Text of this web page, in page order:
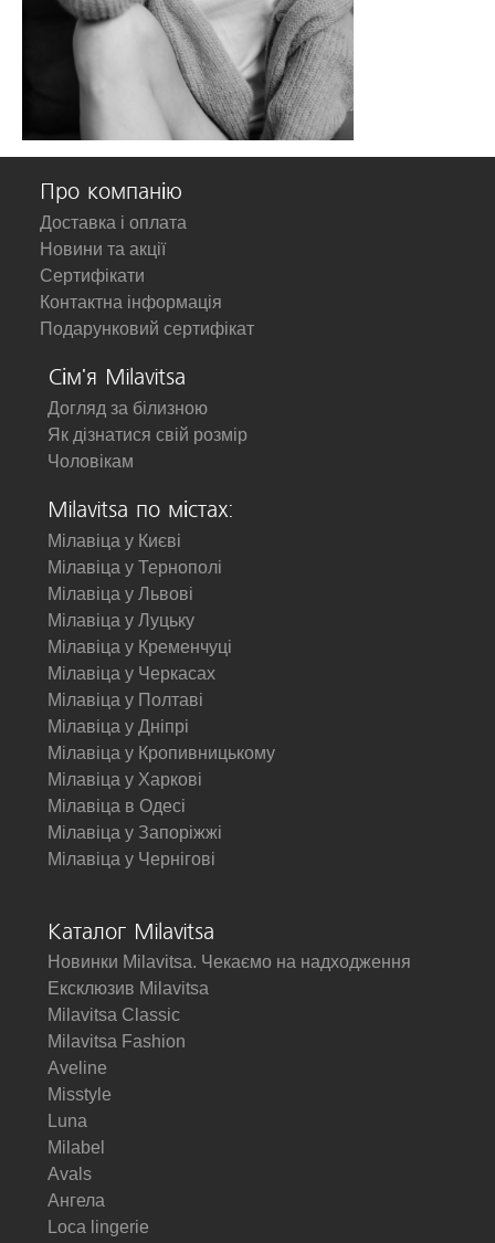
Про компанію
Доставка і оплата
Новини та акції
Сертифікати
Контактна інформація
Подарунковий сертифікат
Сім'я Milavitsa
Догляд за білизною
Як дізнатися свій розмір
Чоловікам
Milavitsa по містах:
Мілавіца у Києві
Мілавіца у Тернополі
Мілавіца у Львові
Мілавіца у Луцьку
Мілавіца у Кременчуці
Мілавіца у Черкасах
Мілавіца у Полтаві
Мілавіца у Дніпрі
Мілавіца у Кропивницькому
Мілавіца у Харкові
Мілавіца в Одесі
Мілавіца у Запоріжжі
Мілавіца у Чернігові
Каталог Milavitsa
Новинки Milavitsa. Чекаємо на надходження
Ексклюзив Milavitsa
Milavitsa Classic
Milavitsa Fashion
Aveline
Misstyle
Luna
Milabel
Avals
Ангела
Loca lingerie